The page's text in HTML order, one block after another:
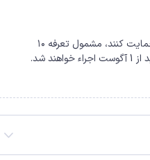
” دونالد ترامپ “، رئیس جمهور ایالات متحده اعلام کرد کشورهایی که از سیاست‌های ضدآمریکایی بریکس (BRICS) حمایت کنند، مشمول تعرفه ۱۰
درصدی اضافی واردات خواهند شد. در همین حال، نامه‌های هشدار رسمی تا ۹ جولای ارسال می‌شوند و تعرفه‌های جدید از 1 آگوست اجراء خواهند شد.